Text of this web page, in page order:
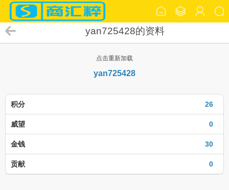
yan725428的资料
点击重新加载
yan725428
26
积分
0
威望
30
金钱
0
贡献